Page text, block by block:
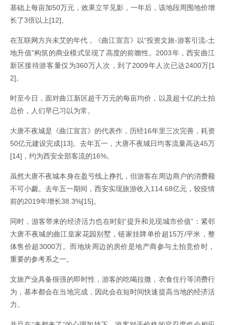
基础上每亩加50万元，效果立竿见影，一年后，该地段周围地价增
长了3倍以上[12]。
在互联网方兴未艾的年代，《曲江宣言》以“投资文旅-游客引流-土
地升值”构筑的商业模式呈现了高度的前瞻性。2003年，西安曲江
新区接待游客量仅为360万人次，到了2009年人次已达2400万[1
2]。
时至今日，面对曲江新区超千万元的每亩均价，以及超十亿的土拍
总价，人们早已习以为常。
大唐不夜城是《曲江宣言》的代表作，历经16年里三次完善，耗资
50亿元建设完成[13]。去年五一，大唐不夜城日均客流量高达45万
[14]，约为西安全部客流的16%。
虽然大唐不夜城本身在盈亏线上挣扎，但游客在周边商户的消费额
不可小觑。去年五一期间，西安实现旅游收入114.68亿元，较疫情
前的2019年增长38.3%[15]。
同时，游客带来的经济活力也在时刻“提升和兑现城市价值”：紧邻
大唐不夜城的曲江皇家花园别墅，链家挂牌单价超15万/平米，整
体售价超3000万。而地块周边的房价是地产商参与土拍竞价时，
重要的参考系之一。
文旅产业具备很强的即时性，游客的吃喝拉撒，衣食住行等消费行
为，基本都会在当地完成，因此会在短时间快速提高当地的经济活
力。